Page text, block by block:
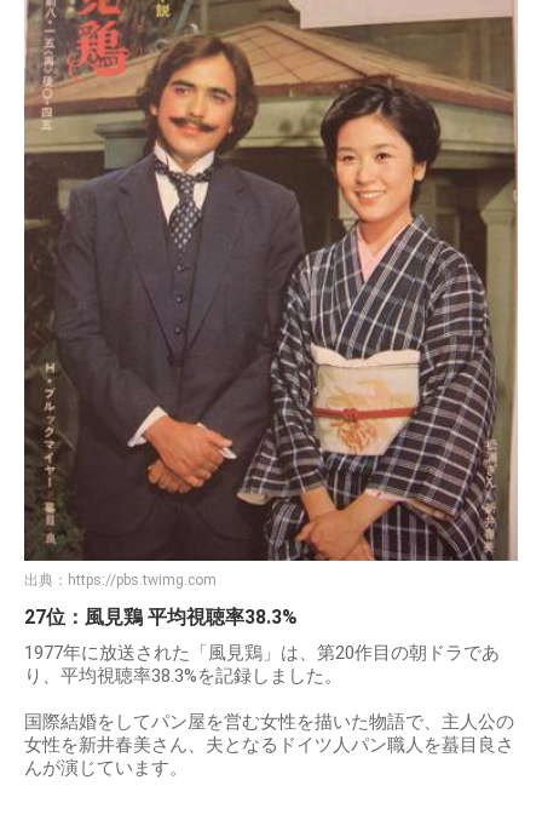
出典： https://pbs.twimg.com
27位：風見鶏 平均視聴率38.3%
1977年に放送された「風見鶏」は、第20作目の朝ドラであ
り、平均視聴率38.3%を記録しました。
国際結婚をしてパン屋を営む女性を描いた物語で、主人公の
女性を新井春美さん、夫となるドイツ人パン職人を蟇目良さ
んが演じています。